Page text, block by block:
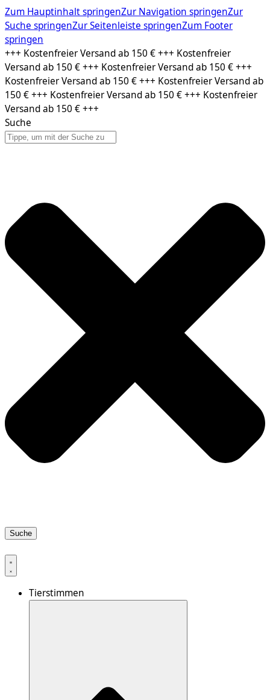
Zum Hauptinhalt springenZur Navigation springenZur
Suche springenZur Seitenleiste springenZum Footer
springen
Zum
Inhalt
springen
+++ Kostenfreier Versand ab 150 € +++ Kostenfreier
Versand ab 150 € +++ Kostenfreier Versand ab 150 € +++
Kostenfreier Versand ab 150 € +++ Kostenfreier Versand ab
150 € +++ Kostenfreier Versand ab 150 € +++ Kostenfreier
Versand ab 150 € +++
Suche
Suche
Tierstimmen